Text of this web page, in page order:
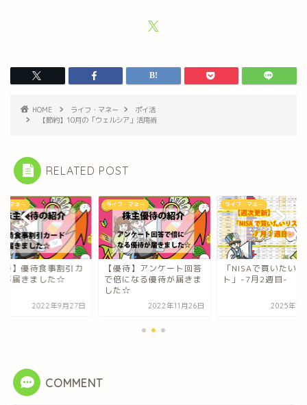
HOME ライフ・マネー
ポイ活
【節約】10月の「ウェルシア」活用術
RELATED POST
・マネー
待】アンケート回答
なる優待が届きま
2022年11月26日
ライフ・マネー
「NISAで買いたいリス
ト」-7月2週目-
2025年7月12日
ライフ・マネー
【優待】優待食事割
ードが届きました☆
2022年9
COMMENT